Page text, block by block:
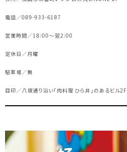
電話／089-933-6187
営業時間／18:00～翌2:00
定休日／月曜
駐車場／無
目印／八坂通り沿い「肉料理 ひら井」のあるビル2F